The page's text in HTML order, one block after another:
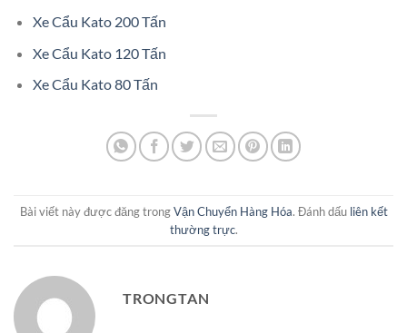
Xe Cẩu Kato 200 Tấn
Xe Cẩu Kato 120 Tấn
Xe Cẩu Kato 80 Tấn
Bài viết này được đăng trongVận Chuyển Hàng Hóa. Đánh dấu liên kết
thường trực.
TRONGTAN